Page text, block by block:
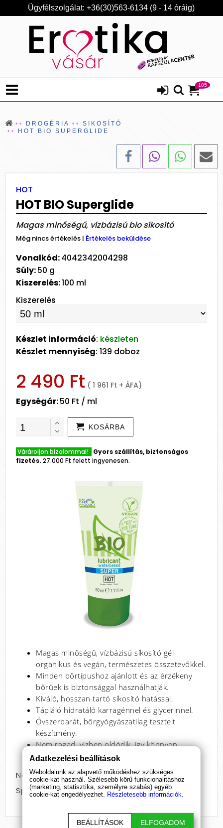
Ügyfélszolgálat: +36(30)563-6134 (9 - 14 óráig)
105
DROGÉRIA
SIKOSÍTÓ
HOT BIO SUPERGLIDE
HOT
HOT BIO Superglide
Magas minőségű, vízbázisú bio síkosító
Még nincs értékelés | Értékelés beküldése
Vonalkód:4042342004298
Súly:50 g
Kiszerelés:100 ml
Kiszerelés
Készlet információ: készleten
Készlet mennyiség: 139 doboz
2 490 Ft ( 1 961 Ft + ÁFA)
Egységár:50 Ft / ml
KOSÁRBA
Várároljon bizalommal! Gyors szállítás, biztonságos
fizetés. 27.000 Ft felett ingyenesen.
Magas minőségű, vízbázisú síkosító gél
organikus és vegán, természetes összetevőkkel.
Minden bőrtípushoz ajánlott és az érzékeny
bőrűek is biztonsággal használhatják.
Kiváló, hosszan tartó síkosító hatással.
Tápláló hidratáló karragénnel és glycerinnel.
Óvszerbarát, bőrgyógyászatilag tesztelt
készítmény.
Nem ragad, vízben oldódik, így könnyen
lemosható.
Nem: pároknak
Speciális jellemző: natúr
Adatkezelési beállítások
Weboldalunk az alapvető működéshez szükséges
cookie-kat használ. Szélesebb körű funkcionalitáshoz
(marketing, statisztika, személyre szabás) egyéb
cookie-kat engedélyezhet. Részletesebb információk.
BEÁLLÍTÁSOK ELFOGADOM